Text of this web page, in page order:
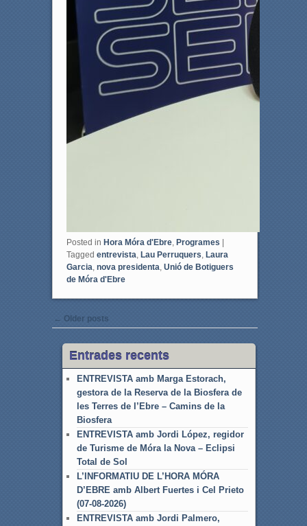
Posted in Hora Móra d'Ebre, Programes |
Tagged entrevista Lau Perruquers Laura
Garcia nova presidenta Unió de Botiguers
de Móra d'Ebre
Post navigation
← Older posts
Entrades recents
ENTREVISTA amb Marga Estorach,
gestora de la Reserva de la Biosfera de
les Terres de l’Ebre – Camins de la
Biosfera
ENTREVISTA amb Jordi López, regidor
de Turisme de Móra la Nova – Eclipsi
Total de Sol
L’INFORMATIU DE L’HORA MÓRA
D’EBRE amb Albert Fuertes i Cel Prieto
(07-08-2026)
ENTREVISTA amb Jordi Palmero,